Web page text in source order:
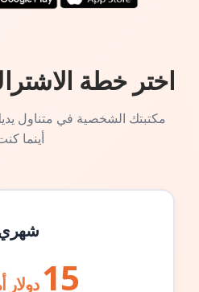
اختر خطة
مكتبتك الشخصية في متناول
أينما
15